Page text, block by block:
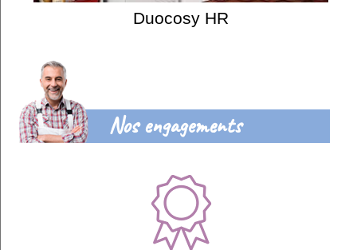
Duocosy HR
Nos engagements